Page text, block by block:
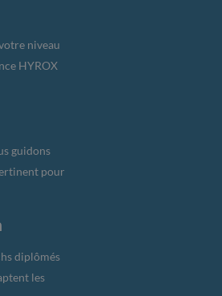
niveau
HYROX
guidons
pour
diplômés
les